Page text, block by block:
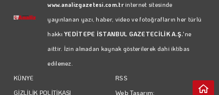
www.analizgazetesi.com.trinternet sitesinde
yayınlanan yazı, haber, video ve fotoğrafların her türlü
hakkıYEDİTEPE İSTANBUL GAZETECİLİK A.Ş.'ne
aittir. İzin almadan kaynak gösterilerek dahi iktibas
edilemez.
KÜNYE
GİZLİLİK POLİTİKASI
RSS
Web Tasarım: